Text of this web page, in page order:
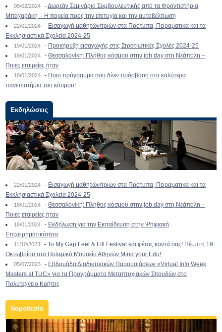
05/02/2024 -Δωρεάν Σεμινάριο Συμβουλευτικής από τα Φροντιστήρια
Μπαχαράκη – Η πορεία προς την επιτυχία και την αυτοβελτίωση
22/01/2024 - Εισαγωγή μαθητών/τριών στα Πρότυπα, Πειραματικά και τα
Εκκλησιαστικά Σχολεία 2024-25
19/01/2024 - Προκήρυξη εισαγωγής στις Στρατιωτικές Σχολές 2024-25
18/01/2024 -Θεσσαλονίκη: Πλήθος κόσμου στην job day στη Νεάπολη –
Ποιες εταιρείες ήταν
18/01/2024 - Ποιο πρόγραμμα σου δίνει πρόσβαση στα καλύτερα
πανεπιστήμια του κόσμου!
Εκδηλώσεις
22/01/2024 - Εισαγωγή μαθητών/τριών στα Πρότυπα, Πειραματικά και τα
Εκκλησιαστικά Σχολεία 2024-25
18/01/2024 -Θεσσαλονίκη: Πλήθος κόσμου στην job day στη Νεάπολη –
Ποιες εταιρείες ήταν
18/01/2024 - Εκδήλωση για την Εκπαίδευση στην Ψηφιακή
Επιχειρηματικότητα
11/10/2023 -To My Gap Feel & Fill Festival και φέτος κοντά σας! Πέμπτη 19
Οκτωβρίου στο Πολεμικό Μουσείο Αθηνών Mind your Edu!
05/07/2023 - Εβδομάδα Διαδικτυακών Παρουσιάσεων «Virtual Info Week
Masters at TUC» για τα Προγράμματα Μεταπτυχιακών Σπουδών στο
Πολυτεχνείο Κρήτης
Νομοθεσία